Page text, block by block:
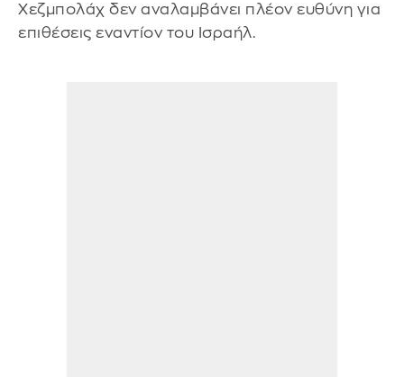
Χεζμπολάχ δεν αναλαμβάνει πλέον ευθύνη για
επιθέσεις εναντίον του Ισραήλ.